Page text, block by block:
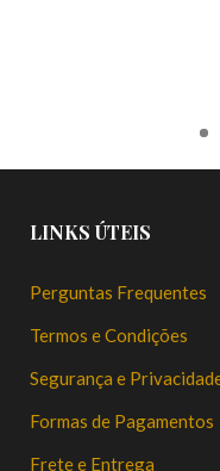
LINKS ÚTEIS
Perguntas Frequentes
Termos e Condições
Segurança e
Formas de Pagamentos
Frete e Entrega